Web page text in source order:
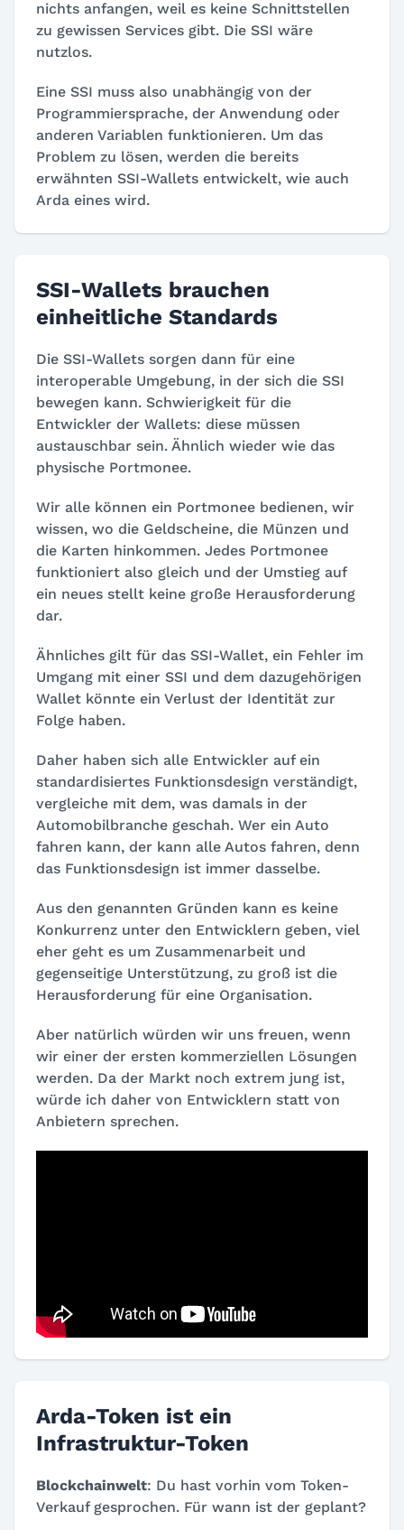
nichts anfangen, weil es keine Schnittstellen
zu gewissen Services gibt. Die SSI wäre
nutzlos.
Eine SSI muss also unabhängig von der
Programmiersprache, der Anwendung oder
anderen Variablen funktionieren. Um das
Problem zu lösen, werden die bereits
erwähnten SSI-Wallets entwickelt, wie auch
Arda eines wird.
SSI-Wallets brauchen
einheitliche Standards
Die SSI-Wallets sorgen dann für eine
interoperable Umgebung, in der sich die SSI
bewegen kann. Schwierigkeit für die
Entwickler der Wallets: diese müssen
austauschbar sein. Ähnlich wieder wie das
physische Portmonee.
Wir alle können ein Portmonee bedienen, wir
wissen, wo die Geldscheine, die Münzen und
die Karten hinkommen. Jedes Portmonee
funktioniert also gleich und der Umstieg auf
ein neues stellt keine große Herausforderung
dar.
Ähnliches gilt für das SSI-Wallet, ein Fehler im
Umgang mit einer SSI und dem dazugehörigen
Wallet könnte ein Verlust der Identität zur
Folge haben.
Daher haben sich alle Entwickler auf ein
standardisiertes Funktionsdesign verständigt,
vergleiche mit dem, was damals in der
Automobilbranche geschah. Wer ein Auto
fahren kann, der kann alle Autos fahren, denn
das Funktionsdesign ist immer dasselbe.
Aus den genannten Gründen kann es keine
Konkurrenz unter den Entwicklern geben, viel
eher geht es um Zusammenarbeit und
gegenseitige Unterstützung, zu groß ist die
Herausforderung für eine Organisation.
Aber natürlich würden wir uns freuen, wenn
wir einer der ersten kommerziellen Lösungen
werden. Da der Markt noch extrem jung ist,
würde ich daher von Entwicklern statt von
Anbietern sprechen.
Arda-Token ist ein
Infrastruktur-Token
Blockchainwelt: Du hast vorhin vom Token-
Verkauf gesprochen. Für wann ist der geplant?